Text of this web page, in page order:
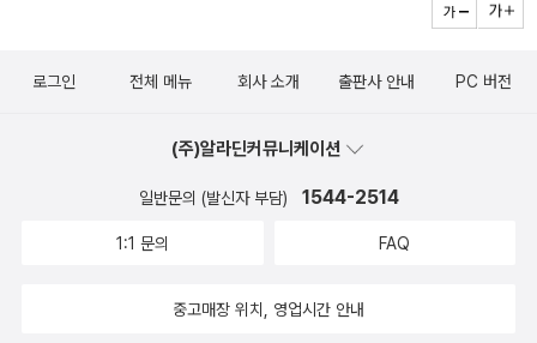
라서인지 하나도 놓기 싫은 욕심장이 모자랍니다.아래 사진은 여름방
니다. 소모임에 가서 모네 책 한 권 만들고 시리즈로 똑같이 만들어야
로 찾아보고, 또 인터넷으로도 검색해보았어요.국기랑 수도 등덴마크
의 간단한정보를 함께 붙였고요. 이번에 건축물을 꾸미면서 가장 가
는 레고랜드랑 안데르센 박물관이 가장 가보고 싶다고 알려주었답니
독일의 노이슈반슈타인성, 호주 시드니오페라하우스, 미국 자유의 여
로그인 전체 메뉴 회사 소개 출판사 안내 PC 버전
(주)알라딘커뮤니케이션
일반문의 (발신자 부담) 1544-2514
1:1 문의 FAQ
중고매장 위치, 영업시간 안내